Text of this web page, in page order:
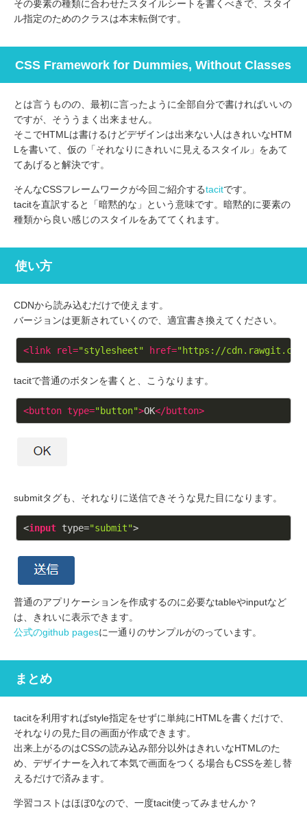
その要素の種類に合わせたスタイルシートを書くべきで、スタイ
ル指定のためのクラスは本末転倒です。
CSS Framework for Dummies, Without Classes
とは言うものの、最初に言ったように全部自分で書ければいいの
ですが、そううまく出来ません。
そこでHTMLは書けるけどデザインは出来ない人はきれいなHTM
Lを書いて、仮の「それなりにきれいに見えるスタイル」をあて
てあげると解決です。
そんなCSSフレームワークが今回ご紹介するtacitです。
tacitを直訳すると「暗黙的な」という意味です。暗黙的に要素の
種類から良い感じのスタイルをあててくれます。
使い方
CDNから読み込むだけで使えます。
バージョンは更新されていくので、適宜書き換えてください。
<link rel="stylesheet" href="https://
tacitで普通のボタンを書くと、こうなります。
<button type="button">OK</button>
submitタグも、それなりに送信できそうな見た目になります。
<input type="submit">
普通のアプリケーションを作成するのに必要なtableやinputなど
は、きれいに表示できます。
公式のgithub pagesに一通りのサンプルがのっています。
まとめ
tacitを利用すればstyle指定をせずに単純にHTMLを書くだけで、
それなりの見た目の画面が作成できます。
出来上がるのはCSSの読み込み部分以外はきれいなHTMLのた
め、デザイナーを入れて本気で画面をつくる場合もCSSを差し替
えるだけで済みます。
学習コストはほぼ0なので、一度tacit使ってみませんか？